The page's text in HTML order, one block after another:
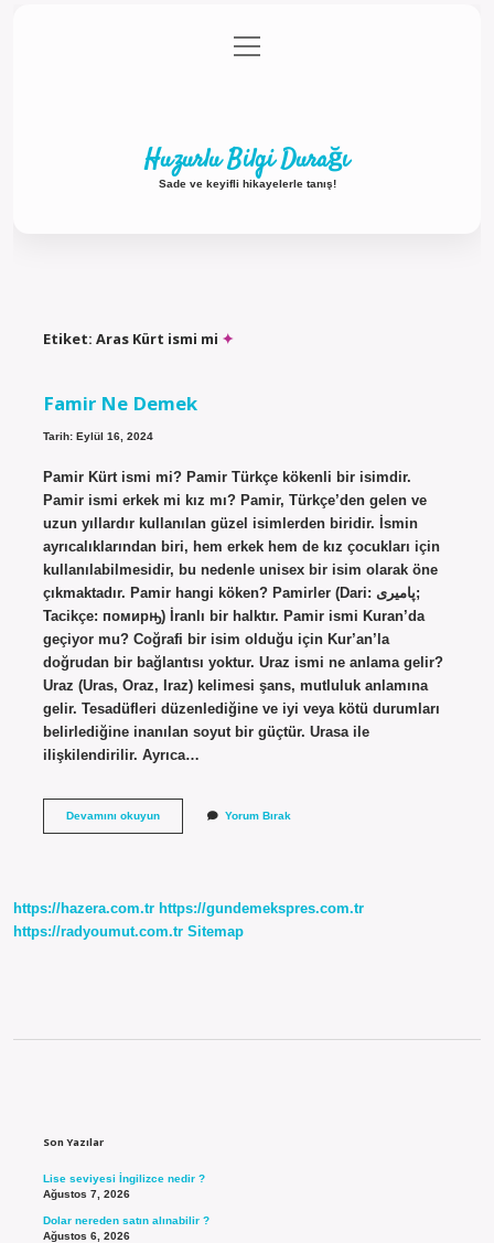
Gizlilik Politikası
menüyü
aç
Huzurlu Bilgi Durağı
Sade ve keyifli hikayelerle tanış!
Etiket: Aras Kürt ismi mi
Famir Ne Demek
Tarih: Eylül 16, 2024
Pamir Kürt ismi mi? Pamir Türkçe kökenli bir isimdir.
Pamir ismi erkek mi kız mı? Pamir, Türkçe’den gelen ve
uzun yıllardır kullanılan güzel isimlerden biridir. İsmin
ayrıcalıklarından biri, hem erkek hem de kız çocukları için
kullanılabilmesidir, bu nedenle unisex bir isim olarak öne
çıkmaktadır. Pamir hangi köken? Pamirler (Dari: پامیری;
Tacikçe: помирԣ) İranlı bir halktır. Pamir ismi Kuran’da
geçiyor mu? Coğrafi bir isim olduğu için Kur’an’la
doğrudan bir bağlantısı yoktur. Uraz ismi ne anlama gelir?
Uraz (Uras, Oraz, Iraz) kelimesi şans, mutluluk anlamına
gelir. Tesadüfleri düzenlediğine ve iyi veya kötü durumları
belirlediğine inanılan soyut bir güçtür. Urasa ile
ilişkilendirilir. Ayrıca…
Devamını okuyunFamir
Yorum Bırak
https://hazera.com.tr https://gundemekspres.com.tr
https://radyoumut.com.tr Sitemap
Son Yazılar
Lise seviyesi İngilizce nedir ?
Ağustos 7, 2026
Dolar nereden satın alınabilir ?
Ağustos 6, 2026